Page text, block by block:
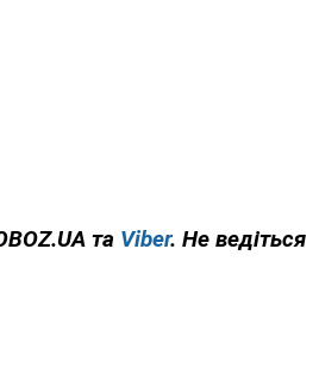
та Viber. Не ведіться